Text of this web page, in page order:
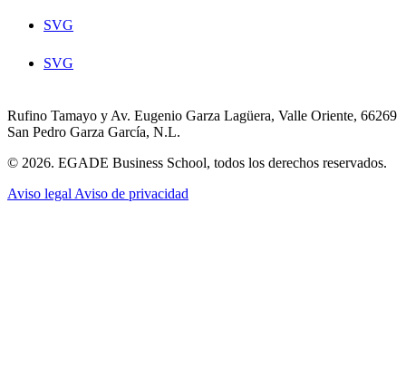
SVG
SVG
Rufino Tamayo y Av. Eugenio Garza Lagüera, Valle Oriente, 66269
San Pedro Garza García, N.L.
© 2026. EGADE Business School, todos los derechos reservados.
Aviso legal Aviso de privacidad